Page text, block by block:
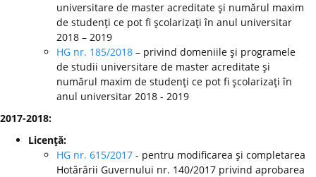
universitare de master acreditate şi numărul maxim
de studenţi ce pot fi şcolarizaţi în anul universitar
2018 – 2019
HG nr. 185/2018 – privind domeniile şi programele
de studii universitare de master acreditate şi
numărul maxim de studenţi ce pot fi şcolarizaţi în
anul universitar 2018 - 2019
2017-2018:
Licenţă:
HG nr. 615/2017 - pentru modificarea şi completarea
Hotărârii Guvernului nr. 140/2017 privind aprobarea